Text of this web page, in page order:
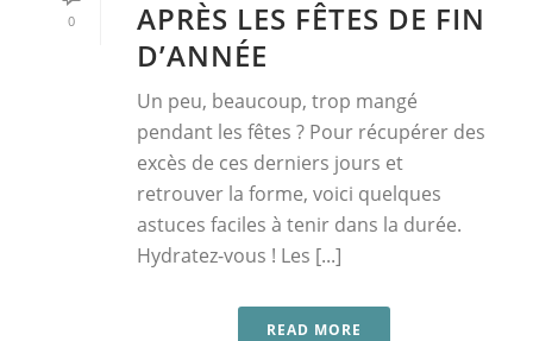
0
APRÈS LES FÊTES DE FIN
D’ANNÉE
Un peu, beaucoup, trop mangé
pendant les fêtes ? Pour récupérer des
excès de ces derniers jours et
retrouver la forme, voici quelques
astuces faciles à tenir dans la durée.
Hydratez-vous ! Les [...]
READ MORE